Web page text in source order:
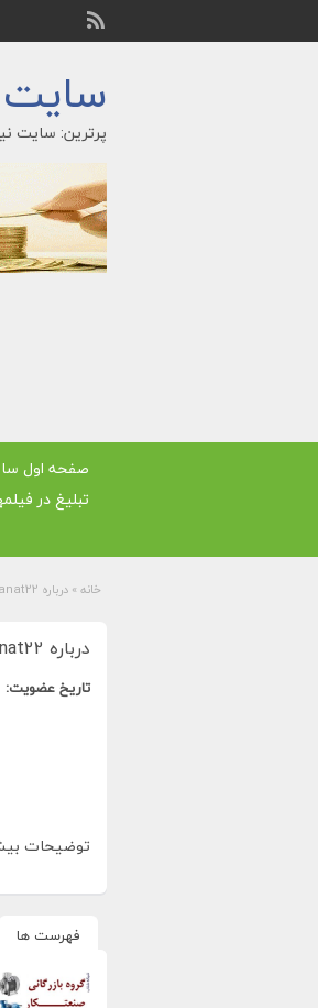
سایت
پرترین: سایت
صفحه اول
تبلیغ در
خانه » درباره sanat22
درباره sanat22
تاریخ عضویت:
توضیحات
فهرست ها